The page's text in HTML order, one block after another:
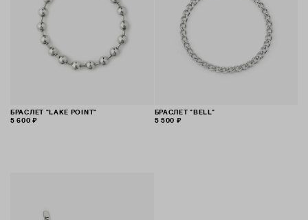
БРАСЛЕТ "LAKE POINT"
5 600 ₽
БРАСЛЕТ "BELL"
5 500 ₽